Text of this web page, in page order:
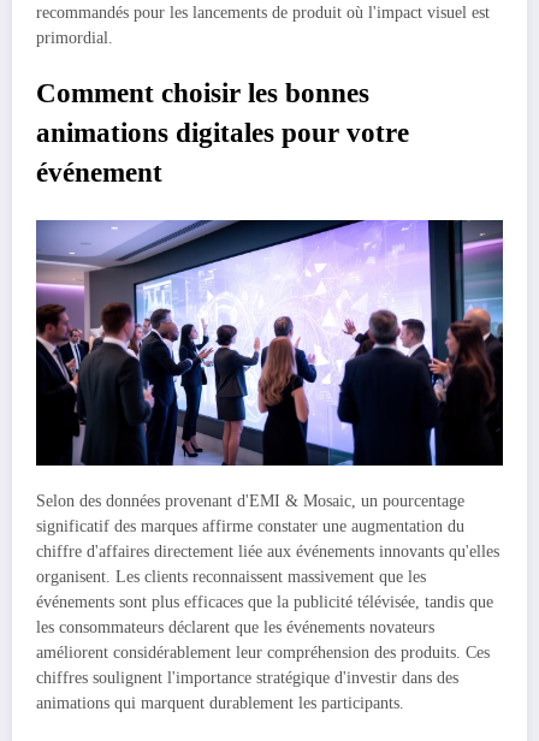
recommandés pour les lancements de produit où l'impact visuel est
primordial.
Comment choisir les bonnes
animations digitales pour votre
événement
Selon des données provenant d'EMI & Mosaic, un pourcentage
significatif des marques affirme constater une augmentation du
chiffre d'affaires directement liée aux événements innovants qu'elles
organisent. Les clients reconnaissent massivement que les
événements sont plus efficaces que la publicité télévisée, tandis que
les consommateurs déclarent que les événements novateurs
améliorent considérablement leur compréhension des produits. Ces
chiffres soulignent l'importance stratégique d'investir dans des
animations qui marquent durablement les participants.